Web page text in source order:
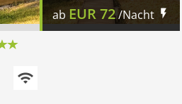
ab EUR72/Nacht